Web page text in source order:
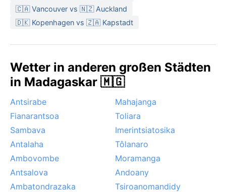
🇨🇦 Vancouver vs 🇳🇿 Auckland
🇩🇰 Kopenhagen vs 🇿🇦 Kapstadt
Wetter in anderen großen Städten
in Madagaskar 🇲🇬
Antsirabe
Mahajanga
Fianarantsoa
Toliara
Sambava
Imerintsiatosika
Antalaha
Tôlanaro
Ambovombe
Moramanga
Antsalova
Andoany
Ambatondrazaka
Tsiroanomandidy